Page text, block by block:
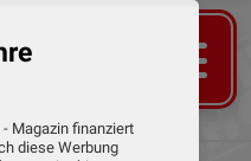
- Magazin finanziert
diese Werbung